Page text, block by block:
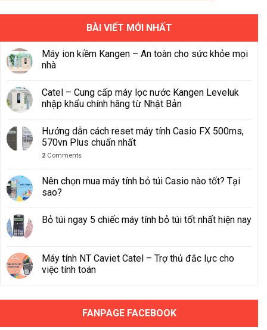
BÀI VIẾT MỚI NHẤT
Máy ion kiềm Kangen – An toàn cho sức khỏe mọi
nhà
Catel – Cung cấp máy lọc nước Kangen Leveluk
nhập khẩu chính hãng từ Nhật Bản
Hướng dẫn cách reset máy tính Casio FX 500ms,
570vn Plus chuẩn nhất
2 Comments
Nên chọn mua máy tính bỏ túi Casio nào tốt? Tại
sao?
Bỏ túi ngay 5 chiếc máy tính bỏ túi tốt nhất hiện nay
Máy tính NT Caviet Catel – Trợ thủ đắc lực cho
việc tính toán
FANPAGE FACEBOOK